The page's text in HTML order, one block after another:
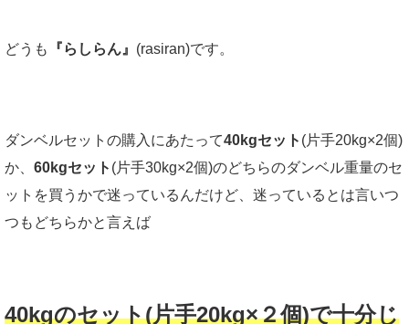
どうも 『らしらん』 (rasiran)です。
ダンベルセットの購入にあたって40kgセット (片手20kg×2個)
か、 60kgセット (片手30kg×2個)のどちらのダンベル重量のセ
ットを買うかで迷っているんだけど、迷っているとは言いつ
つもどちらかと言えば
40kgのセット(片手20kg×２個)で十分じ